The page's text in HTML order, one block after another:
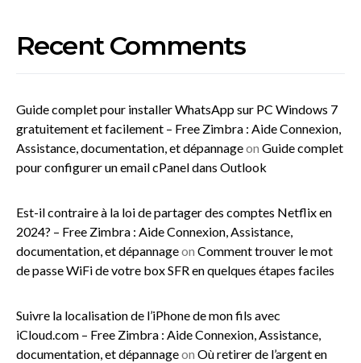
Recent Comments
Guide complet pour installer WhatsApp sur PC Windows 7
gratuitement et facilement – Free Zimbra : Aide Connexion,
Assistance, documentation, et dépannageon Guide complet
pour configurer un email cPanel dans Outlook
Est-il contraire à la loi de partager des comptes Netflix en
2024? – Free Zimbra : Aide Connexion, Assistance,
documentation, et dépannageon Comment trouver le mot
de passe WiFi de votre box SFR en quelques étapes faciles
Suivre la localisation de l’iPhone de mon fils avec
iCloud.com – Free Zimbra : Aide Connexion, Assistance,
documentation, et dépannageon Où retirer de l’argent en